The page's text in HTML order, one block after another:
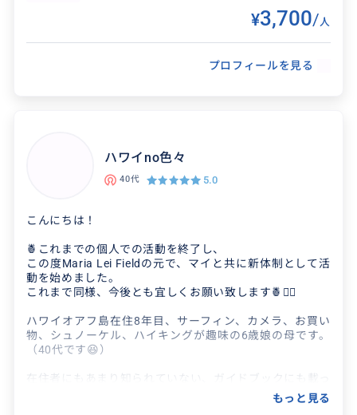
アクティブなツアーからお買い物やのんびりでき
るツアーまで色々なツアーを格安で取り扱ってお
ピックアップの場所への案内図がわかり
バイマトラベル経由で予約、バウチャーを ドライ
バーにお渡しするという流れが一番スムーズで安
心感もありました。
¥3,700/人
プロフィールを見る
ハワイno色々
40代 5.0
こんにちは！
🍍これまでの個人での活動を終了し、
この度Maria Lei Fieldの元で、マイと共に新体制として活
動を始めました。
これまで同様、今後とも宜しくお願い致します🍍🙇‍♀️
ハワイオアフ島在住8年目、サーフィン、カメラ、お買い
物、シュノーケル、ハイキングが趣味の6歳娘の母です。
（40代です😆）
在住者にもあまり知られていない、ガイドブックにも載っ
ていない絶景スポットや、お昼ご飯、カフェ、お買い物ス
ポットなどオアフ島の名所を皆様へお届けしたく、
もっと見る